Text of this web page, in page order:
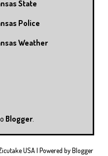
State
Police
Weather
Blogger.
USA| Powered byBlogger